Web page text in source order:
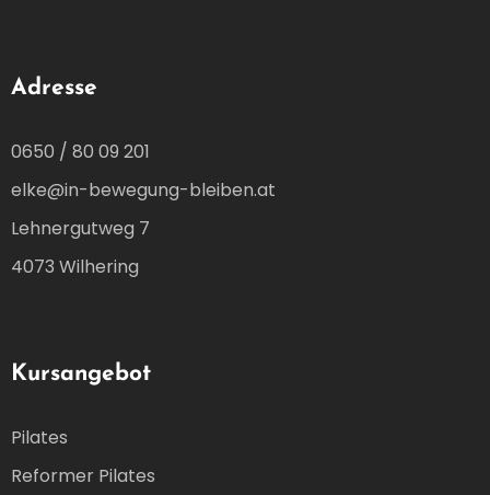
Adresse
0650 / 80 09 201
elke@in-bewegung-bleiben.at
Lehnergutweg 7
4073 Wilhering
Kursangebot
Pilates
Reformer Pilates